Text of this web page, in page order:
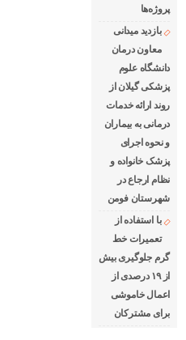
پروژه‌ها
بازدید میدانی
معاون درمان
دانشگاه علوم
پزشکی گیلان از
روند ارائه خدمات
درمانی به بیماران
و نحوه اجرای
پزشک خانواده و
نظام ارجاع در
شهرستان فومن
با استفاده از
تعمیرات خط
گرم جلوگیری بیش
از ۱۹ درصدی از
اعمال خاموشی
برای مشتركان